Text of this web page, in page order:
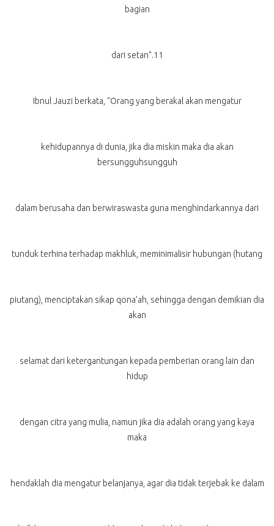
bagian
dari setan”.11
Ibnul Jauzi berkata, “Orang yang berakal akan mengatur
kehidupannya di dunia, jika dia miskin maka dia akan
bersungguhsungguh
dalam berusaha dan berwiraswasta guna menghindarkannya dari
tunduk terhina terhadap makhluk, meminimalisir hubungan (hutang
piutang), menciptakan sikap qona’ah, sehingga dengan demikian dia
akan
selamat dari ketergantungan kepada pemberian orang lain dan
hidup
dengan citra yang mulia, namun jika dia adalah orang yang kaya
maka
hendaklah dia mengatur belanjanya, agar dia tidak terjebak ke dalam